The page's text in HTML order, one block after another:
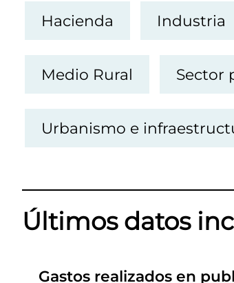
Hacienda Industria
Medio Rural Sector
Urbanismo e
Últimos datos
Gastos realizados en